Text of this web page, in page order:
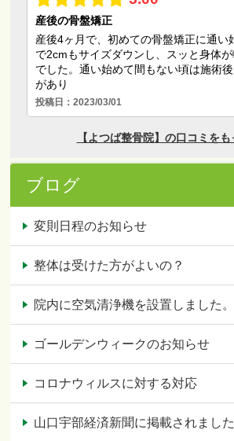
ブログ
変則日程のお知らせ
整体は受けた方がよいの？
院内に空気清浄機を設置しました。
ゴールデンウィークのお知らせ
コロナウィルスに対する対応
山口宇部経済新聞に掲載されました